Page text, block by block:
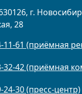
г.
28
11-61 (приёмная
32-42 (приёмная
24-30 (пресс-центр)